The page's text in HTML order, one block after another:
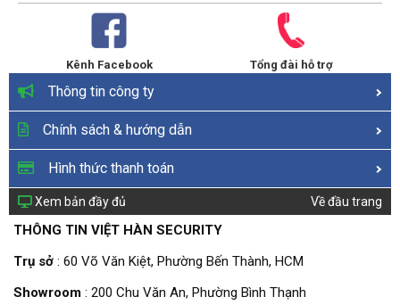
Kênh Facebook Tổng đài hỗ trợ
Thông tin công ty
Chính sách & hướng dẫn
Hình thức thanh toán
Xem bản đầy đủ Về đầu trang
THÔNG TIN VIỆT HÀN SECURITY
Trụ sở : 60 Võ Văn Kiệt, Phường Bến Thành, HCM
Showroom : 200 Chu Văn An, Phường Bình Thạnh